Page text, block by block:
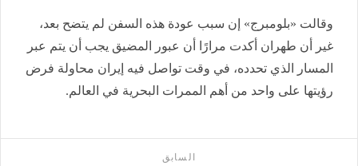
وقالت «بلومبرج» إن سبب عودة هذه السفن لم يتضح بعد،
غير أن طهران أكدت مرارًا أن عبور المضيق يجب أن يتم عبر
المسار الذي تحدده، في وقت تواصل فيه إيران محاولة فرض
رؤيتها على واحد من أهم الممرات البحرية في العالم.
السابق